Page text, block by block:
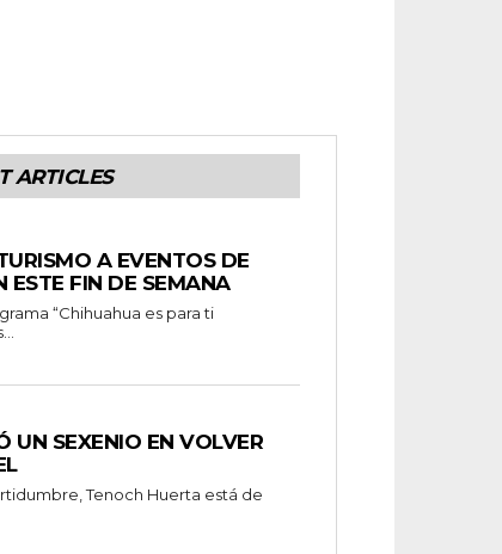
ARTICLES
A EVENTOS DE
ESTE FIN DE SEMANA
UN SEXENIO EN VOLVER
Tenoch Huerta está de